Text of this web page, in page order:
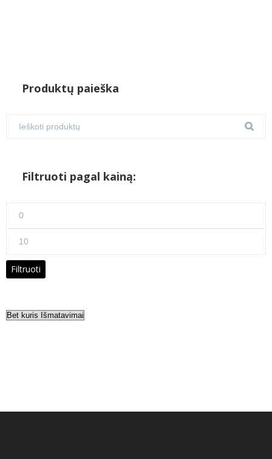
Produktų paieška
Filtruoti pagal kainą:
Maks
Filtruoti